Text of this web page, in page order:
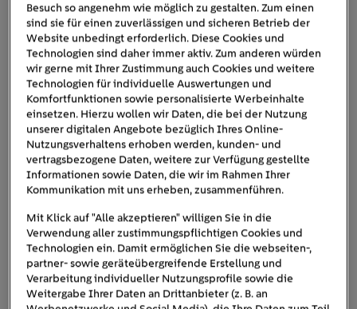
Wichtig ist außerdem derZusammenhang zwischen
Reichweite und Nutzung: Für den täglichen
Pendelweg oder kürzere Strecken reicht oft schon eine
mittlere Reichweite völlig aus. Wer regelmäßig längere
Strecken fährt,profitiert dagegen von sehr hohen
Reichweiten.
Besuch so angenehm wie möglich zu gestalten. Zum einen
sind sie für einen zuverlässigen und sicheren Betrieb der
Website unbedingt erforderlich. Diese Cookies und
Technologien sind daher immer aktiv. Zum anderen würden
wir gerne mit Ihrer Zustimmung auch Cookies und weitere
Technologien für individuelle Auswertungen und
Komfortfunktionen sowie personalisierte Werbeinhalte
einsetzen. Hierzu wollen wir Daten, die bei der Nutzung
unserer digitalen Angebote bezüglich Ihres Online-
Nutzungsverhaltens erhoben werden, kunden- und
vertragsbezogene Daten, weitere zur Verfügung gestellte
Informationen sowie Daten, die wir im Rahmen Ihrer
Kommunikation mit uns erheben, zusammenführen.
Mit Klick auf "Alle akzeptieren" willigen Sie in die
Verwendung aller zustimmungspflichtigen Cookies und
Technologien ein. Damit ermöglichen Sie die webseiten-,
partner- sowie geräteübergreifende Erstellung und
Verarbeitung individueller Nutzungsprofile sowie die
Weitergabe Ihrer Daten an Drittanbieter (z. B. an